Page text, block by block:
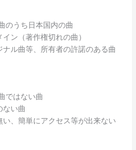
のうち日本国内の曲
ン（著作権切れの曲）
ナル曲等、所有者の許諾のある曲
ではない曲
ない曲
い、簡単にアクセス等が出来ない